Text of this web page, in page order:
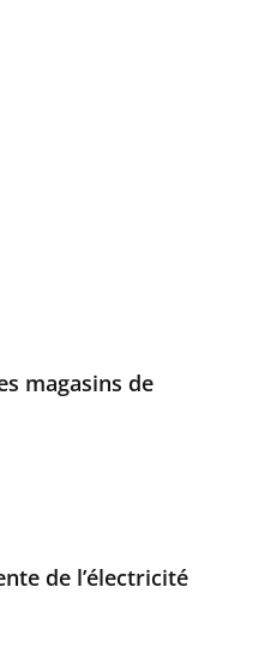
magasins de
de l’électricité